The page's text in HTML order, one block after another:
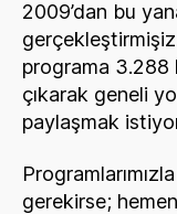
2009’dan bu
programa 3.288
çıkarak geneli
paylaşmak
gerekirse;